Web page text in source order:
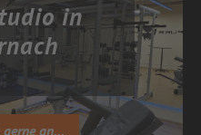
in
an...